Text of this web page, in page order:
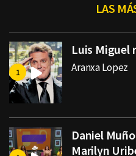
LAS
Luis Miguel
Aranxa Lopez
Daniel
Marilyn